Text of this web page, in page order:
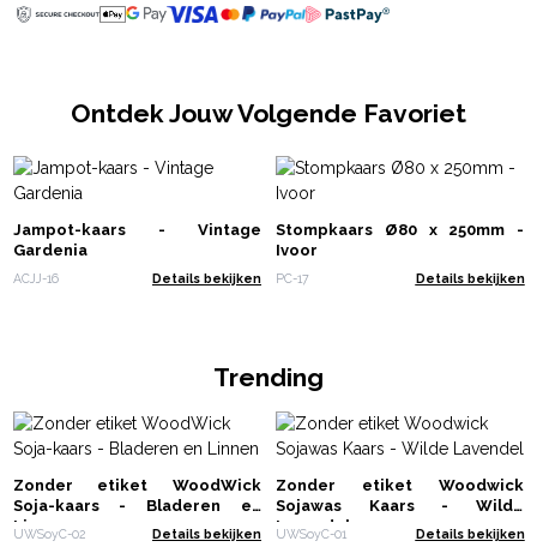
Ontdek Jouw Volgende Favoriet
Jampot-kaars - Vintage
Gardenia
ACJJ-16 Details bekijken
Stompkaars Ø80 x 250mm -
Ivoor
PC-17 Details bekijken
Trending
Zonder etiket WoodWick
Soja-kaars - Bladeren en
Linnen
UWSoyC-02 Details bekijken
Zonder etiket Woodwick
Sojawas Kaars - Wilde
Lavendel
UWSoyC-01 Details bekijken